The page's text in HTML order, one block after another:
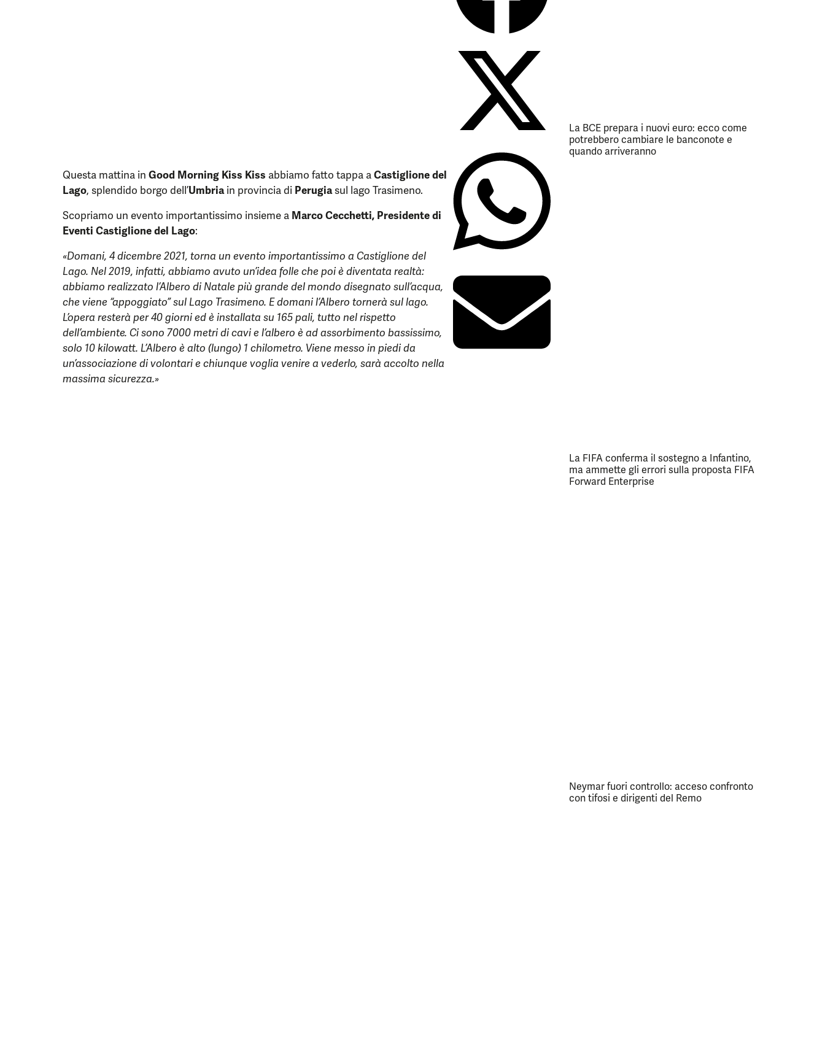
Questa mattina in Good Morning Kiss Kiss abbiamo fatto tappa aCastiglione del
Lago, splendido borgo dell’Umbriain provincia di Perugiasul lago Trasimeno.
Scopriamo un evento importantissimo insieme a Marco Cecchetti, Presidente di
Eventi Castiglione del Lago:
«Domani, 4 dicembre 2021, torna un evento importantissimo a Castiglione del
Lago. Nel 2019, infatti, abbiamo avuto un’idea folle che poi è diventata realtà:
abbiamo realizzato l’Albero di Natale più grande del mondo disegnato sull’acqua,
che viene “appoggiato” sul Lago Trasimeno. E domani l’Albero tornerà sul lago.
L’opera resterà per 40 giorni ed è installata su 165 pali, tutto nel rispetto
dell’ambiente. Ci sono 7000 metri di cavi e l’albero è ad assorbimento bassissimo,
solo 10 kilowatt. L’Albero è alto (lungo) 1 chilometro. Viene messo in piedi da
un’associazione di volontari e chiunque voglia venire a vederlo, sarà accolto nella
massima sicurezza.»
La BCE prepara i nuovi euro: ecco come
potrebbero cambiare le banconote e
quando arriveranno
La FIFA conferma il sostegno a Infantino,
ma ammette gli errori sulla proposta FIFA
Forward Enterprise
Neymar fuori controllo: acceso confronto
con tifosi e dirigenti del Remo